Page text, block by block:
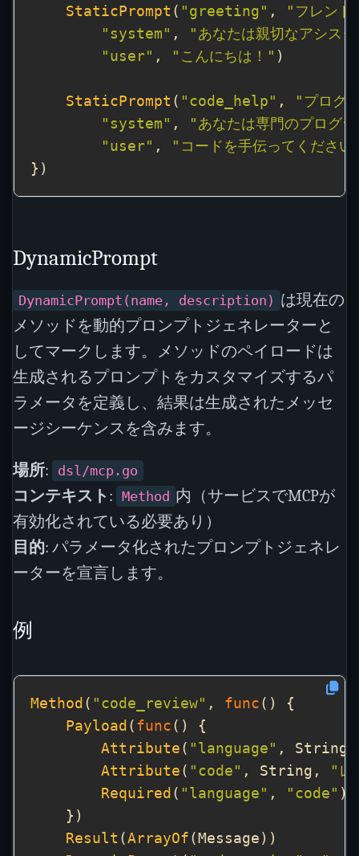
StaticPrompt ( "greeting" ,
"フレンド
"system" ,
"あなたは親切なアシス
"user" , "こんにちは！"
StaticPrompt ( "code_help" ,
"プログ
"system" ,
"あなたは専門のプログ
"user" ,
"コードを手伝ってくださ
DynamicPrompt
DynamicPrompt(name, description) は現在の
メソッドを動的プロンプトジェネレーターと
してマークします。メソッドのペイロードは
生成されるプロンプトをカスタマイズするパ
ラメータを定義し、結果は生成されたメッセ
ージシーケンスを含みます。
場所: dsl/mcp.go
コンテキスト : Method 内（サービスでMCPが
有効化されている必要あり）
目的: パラメータ化されたプロンプトジェネレ
ーターを宣言します。
例
Method ( "code_review" , func
Payload ( func
Attribute ( "language" ,
Attribute ( "code" , String,
"レ
Required ( "language" , "code"
Result ( ArrayOf